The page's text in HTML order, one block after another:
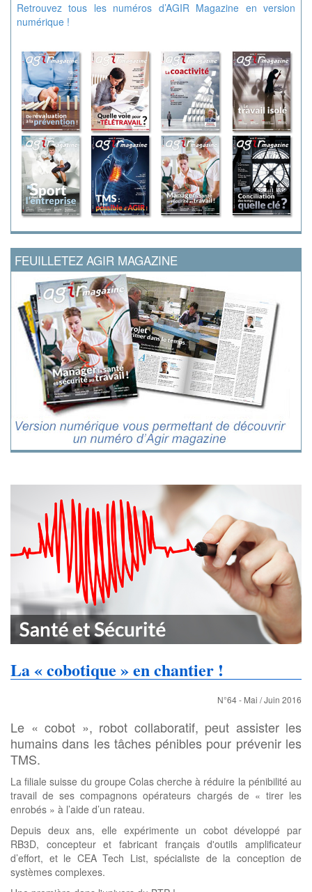
Retrouvez tous les numéros d’AGIR Magazine en version
numérique !
FEUILLETEZ AGIR MAGAZINE
La « cobotique » en chantier !
N°64 - Mai / Juin 2016
Le « cobot », robot collaboratif, peut assister les
humains dans les tâches pénibles pour prévenir les
TMS.
La filiale suisse du groupe Colas cherche à réduire la pénibilité au
travail de ses compagnons opérateurs chargés de « tirer les
enrobés » à l’aide d’un rateau.
Depuis deux ans, elle expérimente un cobot développé par
RB3D, concepteur et fabricant français d'outils amplificateur
d’effort, et le CEA Tech List, spécialiste de la conception de
systèmes complexes.